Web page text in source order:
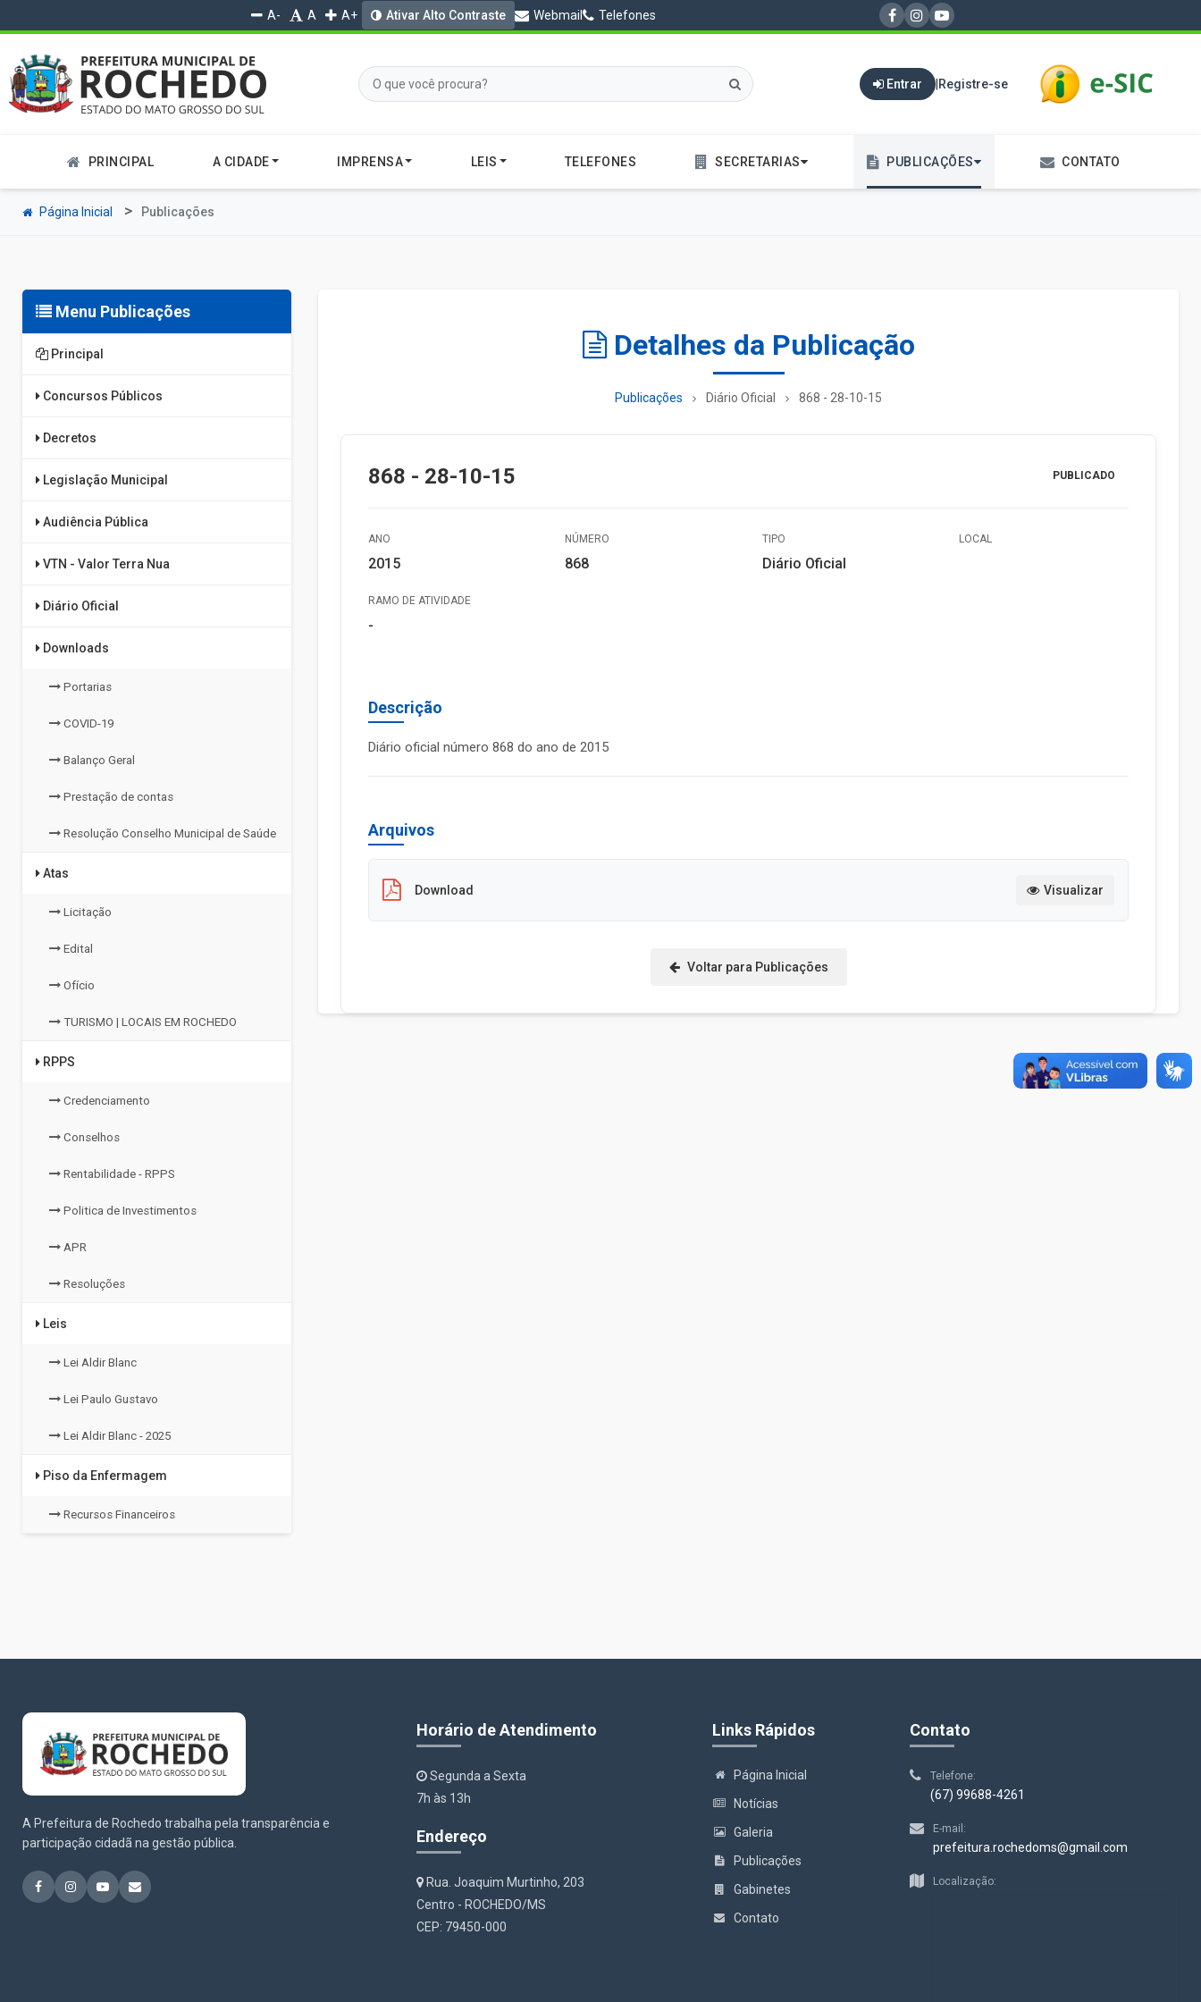
A- A A+ Ativar Alto Contraste Webmail Telefones
Entrar | Registre-se
PRINCIPAL A CIDADE IMPRENSA LEIS TELEFONES SECRETARIAS PUBLICAÇÕES CONTATO
Página Inicial Publicações
Menu Publicações
Principal
Concursos Públicos
Decretos
Legislação Municipal
Audiência Pública
VTN - Valor Terra Nua
Diário Oficial
Downloads
Portarias
COVID-19
Balanço Geral
Prestação de contas
Resolução Conselho Municipal de Saúde
Atas
Licitação
Edital
Ofício
TURISMO | LOCAIS EM ROCHEDO
RPPS
Credenciamento
Conselhos
Rentabilidade - RPPS
Politica de Investimentos
APR
Resoluções
Leis
Lei Aldir Blanc
Lei Paulo Gustavo
Lei Aldir Blanc - 2025
Piso da Enfermagem
Recursos Financeiros
Detalhes da Publicação
Publicações Diário Oficial 868 - 28-10-15
868 - 28-10-15 PUBLICADO
ANO
2015
NÚMERO
868
TIPO
Diário Oficial
LOCAL
RAMO DE ATIVIDADE
-
Descrição
Diário oficial número 868 do ano de 2015
Arquivos
Download Visualizar
Voltar para Publicações
A Prefeitura de Rochedo trabalha pela transparência e
participação cidadã na gestão pública.
Horário de Atendimento
Segunda a Sexta
7h às 13h
Endereço
Rua. Joaquim Murtinho, 203
Centro - ROCHEDO/MS
CEP: 79450-000
Links Rápidos
Página Inicial
Notícias
Galeria
Publicações
Gabinetes
Contato
Contato
Telefone:
(67) 99688-4261
E-mail:
prefeitura.rochedoms@gmail.com
Localização: